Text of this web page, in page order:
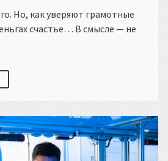
Но, как уверяют грамотные
счастье… В смысле — не